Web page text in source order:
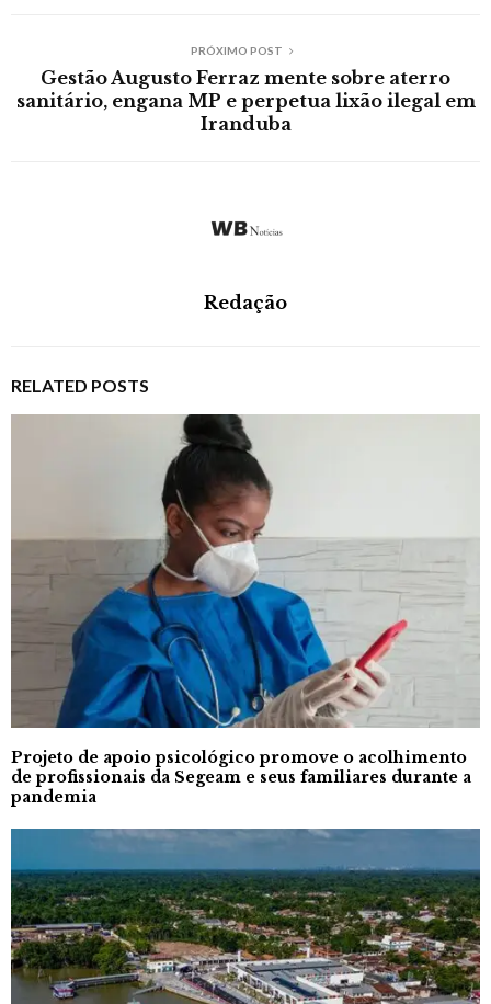
PRÓXIMO POST
Gestão Augusto Ferraz mente sobre aterro
sanitário, engana MP e perpetua lixão ilegal em
Iranduba
Redação
RELATED POSTS
Projeto de apoio psicológico promove o acolhimento
de profissionais da Segeam e seus familiares durante a
pandemia